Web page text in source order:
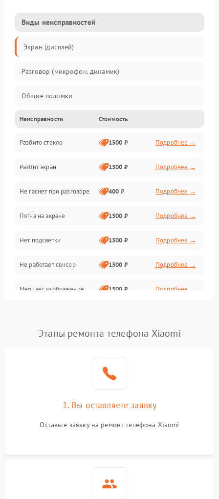
Виды неисправностей
Экран (дисплей)
Разговор (микрофон, динамик)
Общие поломки
Проблемы связи
Камеры
Проблемы с дисплеем и сенсором
Зарядка
Проблемы с питанием, зарядкой и аккумулятором
Проблемы с работой системы, корпусом и другие
Неисправности Стоимость
Разбито стекло 1500 ₽ Подробнее →
Разбит экран 1500 ₽ Подробнее →
Не гаснет при разговоре 400 ₽ Подробнее →
Пятна на экране 1500 ₽ Подробнее →
Нет подсветки 1500 ₽ Подробнее →
Не работает сенсор 1500 ₽ Подробнее →
Мерцает изображение 1500 ₽ Подробнее →
Не работает Face ID 4000 ₽ Подробнее →
Этапы ремонта телефона Xiaomi
1. Вы оставляете заявку
Оставьте заявку на ремонт телефона Xiaomi